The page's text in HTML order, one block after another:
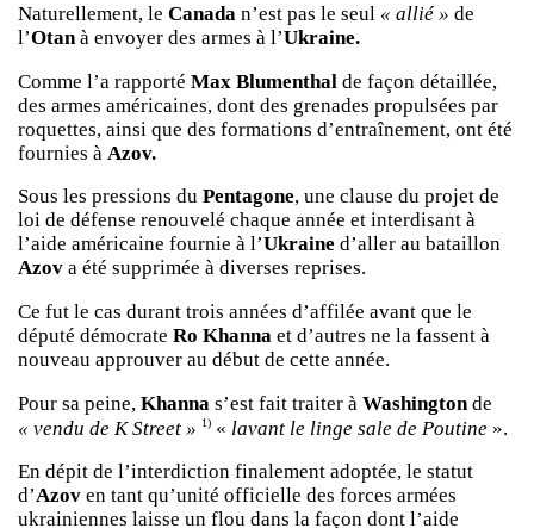
Naturellement, le Canada n’est pas le seul « allié » de
l’Otanà envoyer des armes à l’Ukraine.
Comme l’a rapporté Max Blumenthal de façon détaillée,
des armes américaines, dont des grenades propulsées par
roquettes, ainsi que des formations d’entraînement, ont été
fournies à Azov.
Sous les pressions du Pentagone, une clause du projet de
loi de défense renouvelé chaque année et interdisant à
l’aide américaine fournie à l’Ukraine d’aller au bataillon
Azov a été supprimée à diverses reprises.
Ce fut le cas durant trois années d’affilée avant que le
député démocrate Ro Khanna et d’autres ne la fassent à
nouveau approuver au début de cette année.
Pour sa peine, Khanna s’est fait traiter à Washingtonde
« vendu de K Street » 1) « lavant le linge sale de Poutine ».
En dépit de l’interdiction finalement adoptée, le statut
d’Azov en tant qu’unité officielle des forces armées
ukrainiennes laisse un flou dans la façon dont l’aide